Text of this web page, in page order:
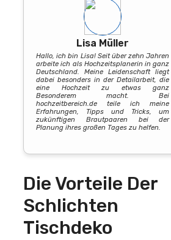
Lisa Müller
Hallo, ich bin Lisa! Seit über zehn Jahren
arbeite ich als Hochzeitsplanerin in ganz
Deutschland. Meine Leidenschaft liegt
dabei besonders in der Detailarbeit, die
eine Hochzeit zu etwas ganz
Besonderem macht. Bei
hochzeitbereich.de teile ich meine
Erfahrungen, Tipps und Tricks, um
zukünftigen Brautpaaren bei der
Planung ihres großen Tages zu helfen.
Die Vorteile Der
Schlichten
Tischdeko